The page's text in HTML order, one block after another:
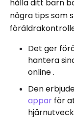
hålla ditt barn
några tips som
Det ger
hantera
online .
Den
appar för